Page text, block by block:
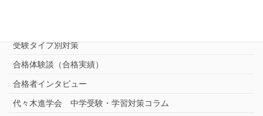
受験タイプ別対策
合格体験談（合格実績）
合格者インタビュー
代々木進学会 中学受験・学習対策コラム